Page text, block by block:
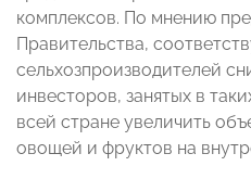
комплексов. По мнению
Правительства,
сельхозпроизводителей
инвесторов, занятых в
всей стране увеличить
овощей и фруктов на